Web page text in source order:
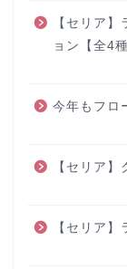
【セリア
ョン【全4種
今年もフロ
【セリア
【セリア